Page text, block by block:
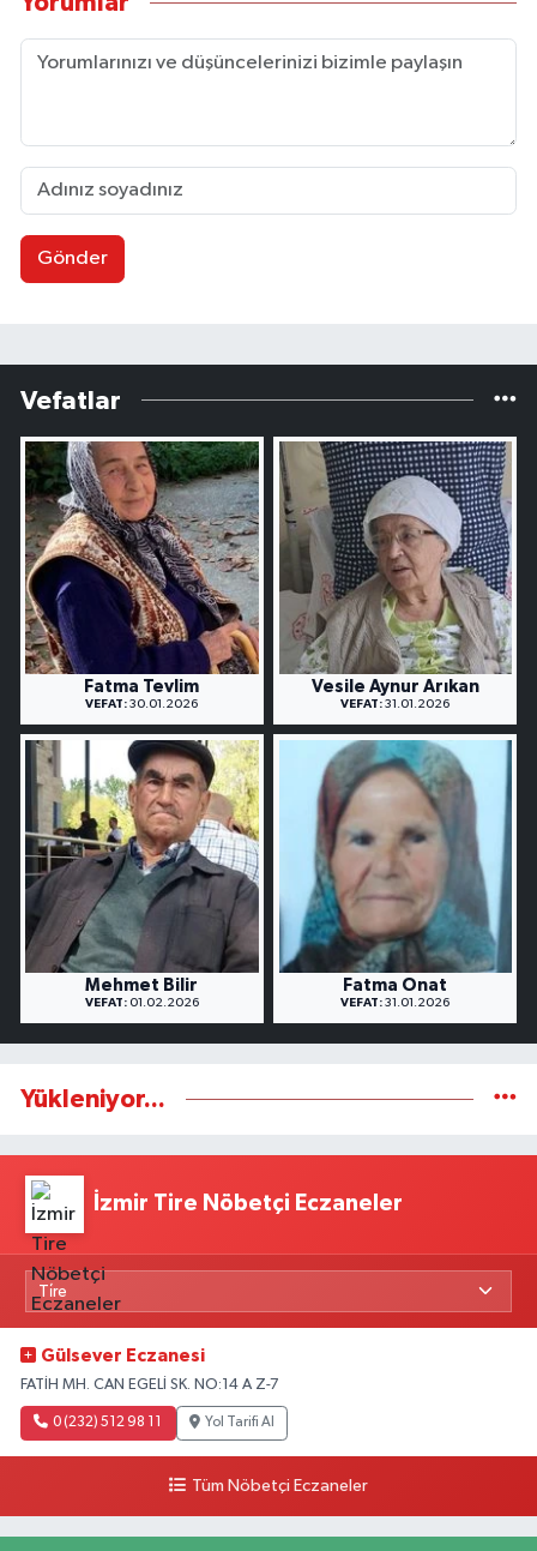
Gönder
Vefatlar
Fatma Tevlim
VEFAT: 30.01.2026
Vesile Aynur Arıkan
VEFAT: 31.01.2026
Mehmet Bilir
VEFAT:01.02.2026
Fatma Onat
VEFAT: 31.01.2026
Yükleniyor...
İzmir Tire Nöbetçi Eczaneler
Gülsever Eczanesi
FATİH MH. CAN EGELİ SK. NO:14 A Z-7
0 (232) 512 98 11 Yol Tarifi Al
Tüm Nöbetçi Eczaneler